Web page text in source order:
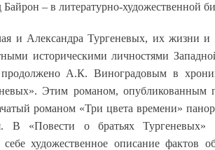
Байрон – в литературно-художественной
и Александра Тургеневых, их жизни и
историческими личностями
А.К. Виноградовым в
Этим романом,
романом «Три цвета времени»
В «Повести о братьях Тургеневых»
себе художественное описание